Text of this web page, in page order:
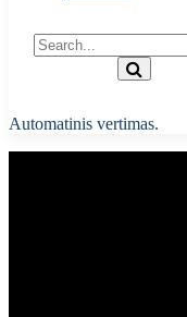
Automatinis vertimas.